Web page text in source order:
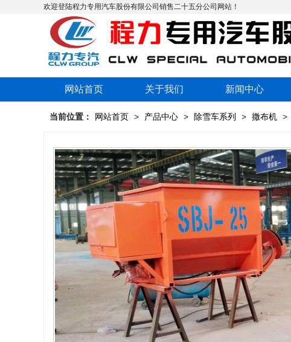
欢迎登陆程力专用汽车股份有限公司销售二十五分公司网站！
网站首页 关于我们 新闻中心
当前位置： 网站首页 > 产品中心 > 除雪车系列 > 撒布机 >